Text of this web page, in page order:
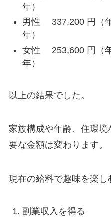
年）
男性 337,200 円（
年）
女性 253,600 円（
年）
以上の結果でした。
家族構成や年齢、住環
要な金額は変わります。
現在の給料で趣味を楽し
副業収入を得る